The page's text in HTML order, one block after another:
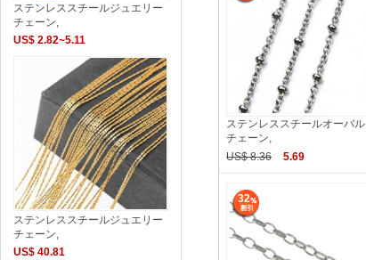
ステンレススチールオーバル
チェーン,
US$ 8.36
5.69
32
ステンレススチールジュエリー
チェーン,
US$ 2.82~5.11
ステンレススチールジュエリー
チェーン,
US$ 40.81